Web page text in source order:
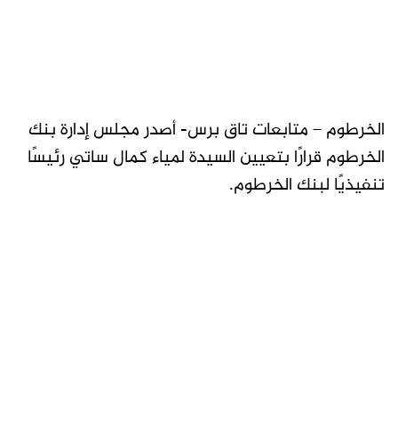
الخرطوم – متابعات تاق برس- أصدر مجلس إدارة بنك
الخرطوم قرارًا بتعيين السيدة لمياء كمال ساتي رئيسًا
تنفيذيًا لبنك الخرطوم.